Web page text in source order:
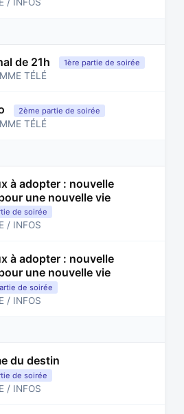
de 21h 1ère partie de soirée
TÉLÉ
2ème partie de soirée
TÉLÉ
à adopter : nouvelle
une nouvelle vie
de soirée
/ INFOS
à adopter : nouvelle
une nouvelle vie
de soirée
/ INFOS
du destin
de soirée
/ INFOS